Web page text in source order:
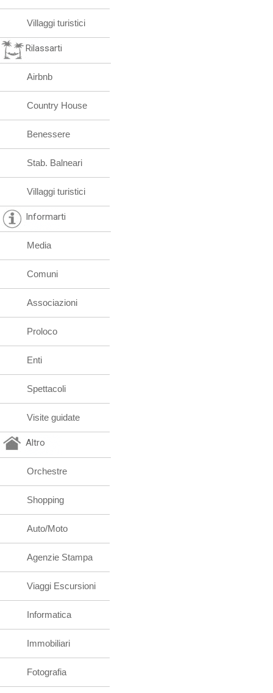
Villaggi turistici
Rilassarti
Airbnb
Country House
Benessere
Stab. Balneari
Villaggi turistici
Informarti
Media
Comuni
Associazioni
Proloco
Enti
Spettacoli
Visite guidate
Altro
Orchestre
Shopping
Auto/Moto
Agenzie Stampa
Viaggi Escursioni
Informatica
Immobiliari
Fotografia